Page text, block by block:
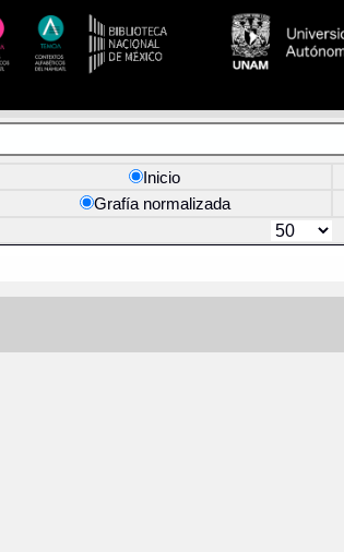
Inicio
Grafía normalizada